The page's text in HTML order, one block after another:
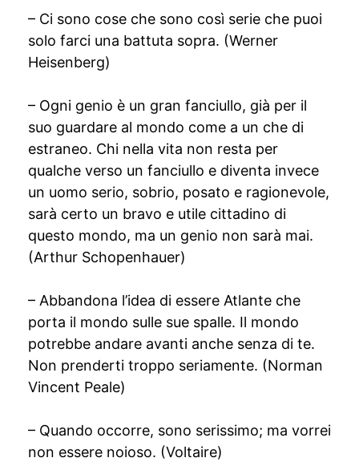
– Ci sono cose che sono così serie che puoi
solo farci una battuta sopra. (Werner
Heisenberg)
– Ogni genio è un gran fanciullo, già per il
suo guardare al mondo come a un che di
estraneo. Chi nella vita non resta per
qualche verso un fanciullo e diventa invece
un uomo serio, sobrio, posato e ragionevole,
sarà certo un bravo e utile cittadino di
questo mondo, ma un genio non sarà mai.
(Arthur Schopenhauer)
– Abbandona l’idea di essere Atlante che
porta il mondo sulle sue spalle. Il mondo
potrebbe andare avanti anche senza di te.
Non prenderti troppo seriamente. (Norman
Vincent Peale)
– Quando occorre, sono serissimo; ma vorrei
non essere noioso. (Voltaire)